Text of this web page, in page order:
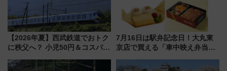
【2026年夏】西武鉄道でおトク
に秩父へ？ 小児50円＆コスパ最
族旅行！ 深夜の正丸トンネル探
7月16日は駅弁記念日！大丸東
京店で買える「車中映え弁当」